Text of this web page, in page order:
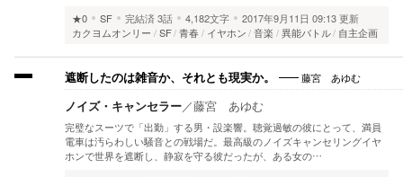
★0
SF 完結済3話 4,182文字
2017年9月11日 09:13 更新
カクヨムオンリー
SF 青春 イヤホン 音楽 異能バトル 自主企画
遮断したのは雑音か、それとも現実か。 藤宮 あゆむ
ノイズ・キャンセラー／藤宮 あゆむ
完璧なスーツで「出勤」する男・設楽響。聴覚過敏の彼にとって、満員
電車は汚らわしい騒音との戦場だ。最高級のノイズキャンセリングイヤ
ホンで世界を遮断し、静寂を守る彼だったが、ある女の…